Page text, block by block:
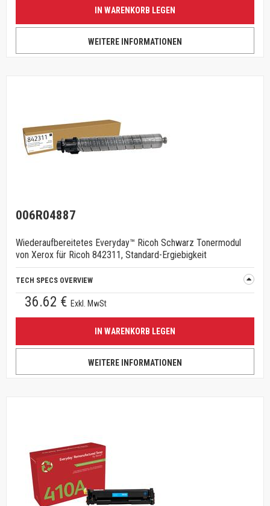
IN WARENKORB LEGEN
WEITERE INFORMATIONEN
006R04887
Wiederaufbereitetes Everyday™ Ricoh Schwarz Tonermodul
von Xerox für Ricoh 842311, Standard-Ergiebigkeit
TECH SPECS OVERVIEW
36.62 € Exkl. MwSt
IN WARENKORB LEGEN
WEITERE INFORMATIONEN